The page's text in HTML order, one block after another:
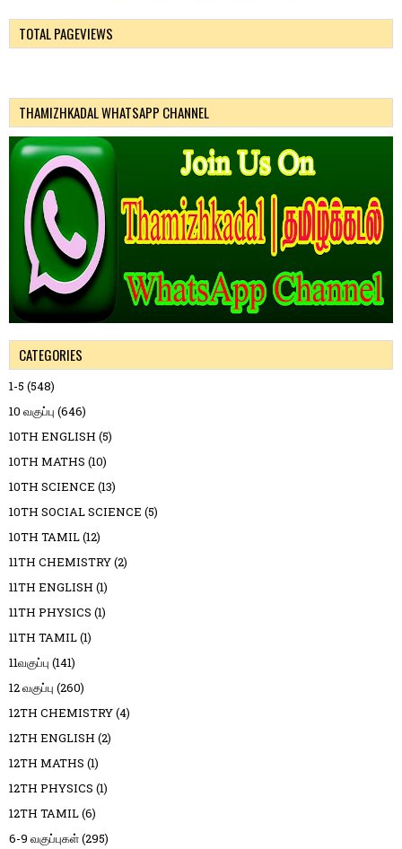
TOTAL PAGEVIEWS
THAMIZHKADAL WHATSAPP CHANNEL
CATEGORIES
1-5 (548)
10 வகுப்பு (646)
10TH ENGLISH (5)
10TH MATHS (10)
10TH SCIENCE (13)
10TH SOCIAL SCIENCE (5)
10TH TAMIL(12)
11TH CHEMISTRY(2)
11TH ENGLISH (1)
11TH PHYSICS (1)
11TH TAMIL(1)
11வகுப்பு (141)
12 வகுப்பு (260)
12TH CHEMISTRY(4)
12TH ENGLISH (2)
12TH MATHS (1)
12TH PHYSICS (1)
12TH TAMIL(6)
6-9 வகுப்புகள்(295)